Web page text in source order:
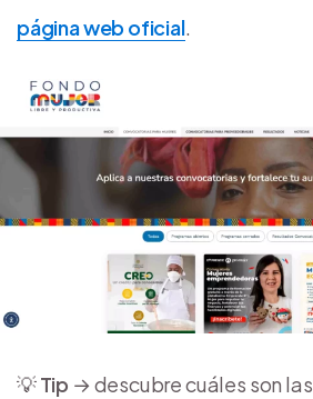
página web oficial.
💡Tip → descubre cuáles son las